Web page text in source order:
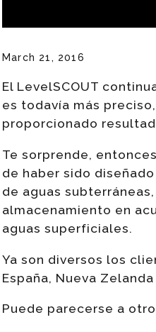
March 21, 2016
El LevelSCOUT
es todavía más
proporcionado
Te sorprende,
de haber sido
de aguas
almacenamiento en
aguas superficiales.
Ya son diversos los
España, Nueva
Puede parecerse a